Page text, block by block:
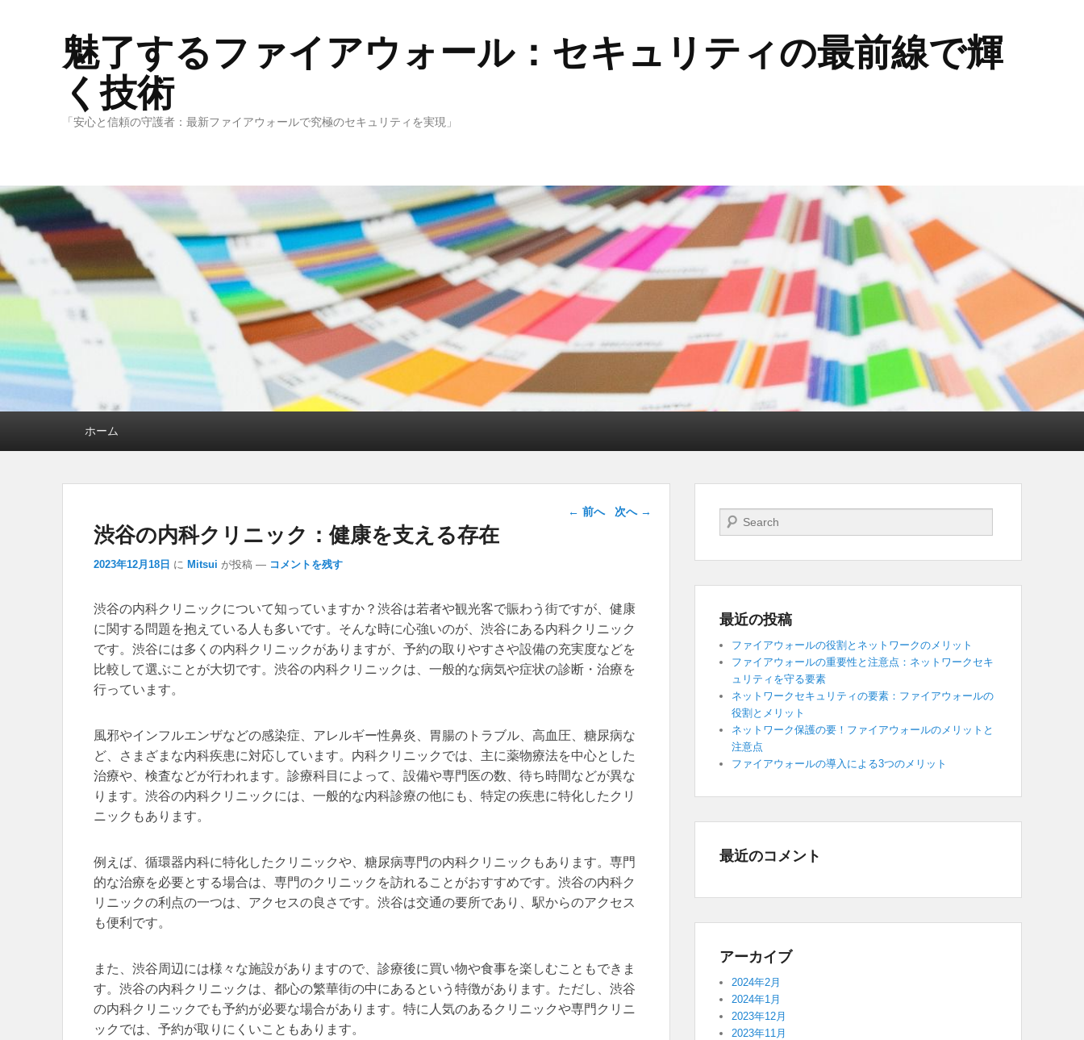
魅了するファイアウォール：セキュリティの最前線で輝
く技術
「安心と信頼の守護者：最新ファイアウォールで究極のセキュリティを実現」
ホーム
投稿ナビゲー
ション
← 前へ 次へ →
渋谷の内科クリニック：健康を支える存在
2023年12月18日 に Mitsui が投稿 — コメントを残す
渋谷の内科クリニックについて知っていますか？渋谷は若者や観光客で賑わう街ですが、健康
に関する問題を抱えている人も多いです。 そんな時に心強いのが、渋谷にある内科クリニック
です。渋谷には多くの内科クリニックがありますが、予約の取りやすさや設備の充実度などを
比較して選ぶことが大切です。渋谷の内科クリニックは、一般的な病気や症状の診断・治療を
行っています。
風邪やインフルエンザなどの感染症、アレルギー性鼻炎、胃腸のトラブル、高血圧、糖尿病な
ど、さまざまな内科疾患に対応しています。内科クリニックでは、主に薬物療法を中心とした
治療や、検査などが行われます。診療科目によって、設備や専門医の数、待ち時間などが異な
ります。渋谷の内科クリニックには、一般的な内科診療の他にも、特定の疾患に特化したクリ
ニックもあります。
例えば、循環器内科に特化したクリニックや、糖尿病専門の内科クリニックもあります。専門
的な治療を必要とする場合は、専門のクリニックを訪れることがおすすめです。渋谷の内科ク
リニックの利点の一つは、アクセスの良さです。渋谷は交通の要所であり、駅からのアクセス
も便利です。
また、渋谷周辺には様々な施設がありますので、診療後に買い物や食事を楽しむこともできま
す。渋谷の内科クリニックは、都心の繁華街の中にあるという特徴があります。ただし、渋谷
の内科クリニックでも予約が必要な場合があります。特に人気のあるクリニックや専門クリニ
ックでは、予約が取りにくいこともあります。
検索開始
最近の投稿
ファイアウォールの役割とネットワークのメリット
ファイアウォールの重要性と注意点：ネットワークセキ
ュリティを守る要素
ネットワークセキュリティの要素：ファイアウォールの
役割とメリット
ネットワーク保護の要！ファイアウォールのメリットと
注意点
ファイアウォールの導入による3つのメリット
最近のコメント
アーカイブ
2024年2月
2024年1月
2023年12月
2023年11月